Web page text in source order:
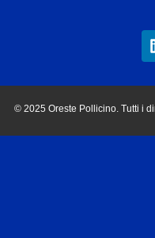
© 2025 Oreste Pollicino. Tutti i